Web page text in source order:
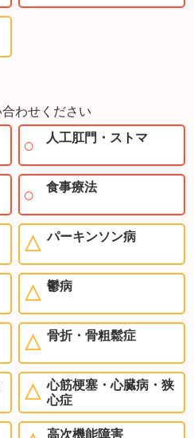
わせください
人工肛門・ストマ
食事療法
パーキンソン病
鬱病
骨折・骨粗鬆症
心筋梗塞・心臓病・狭
心症
高次機能障害